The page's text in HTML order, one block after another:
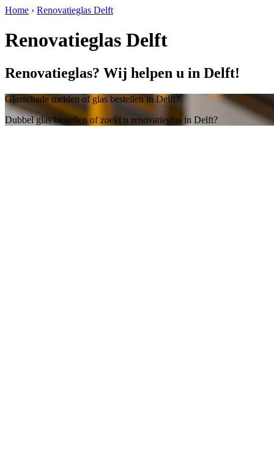
Home › Renovatieglas Delft
Renovatieglas Delft
Renovatieglas? Wij helpen u in Delft!
Glasschade melden of glas bestellen in Delft?
Dubbel glas bestellen of zoekt u renovatieglas in Delft?